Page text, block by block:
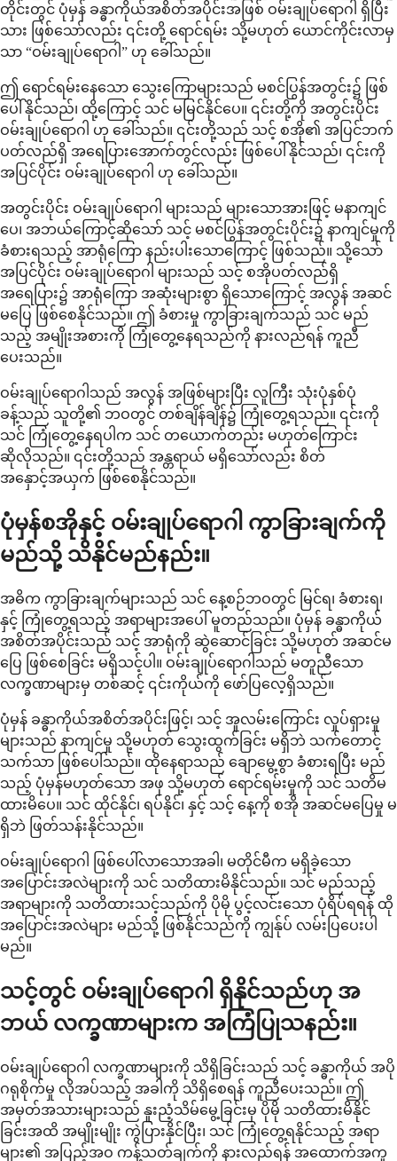
တိုင်းတွင် ပုံမှန် ခန္ဓာကိုယ်အစိတ်အပိုင်းအဖြစ် ဝမ်းချုပ်ရောဂါ ရှိပြီး
သား ဖြစ်သော်လည်း ၎င်းတို့ ရောင်ရမ်း သို့မဟုတ် ယောင်ကိုင်းလာမှ
သာ “ဝမ်းချုပ်ရောဂါ” ဟု ခေါ်သည်။
ဤ ရောင်ရမ်းနေသော သွေးကြောများသည် မစင်ပြွန်အတွင်း၌ ဖြစ်
ပေါ်နိုင်သည်၊ ထို့ကြောင့် သင် မမြင်နိုင်ပေ။ ၎င်းတို့ကို အတွင်းပိုင်း
ဝမ်းချုပ်ရောဂါ ဟု ခေါ်သည်။ ၎င်းတို့သည် သင့် စအို၏ အပြင်ဘက်
ပတ်လည်ရှိ အရေပြားအောက်တွင်လည်း ဖြစ်ပေါ်နိုင်သည်၊ ၎င်းကို
အပြင်ပိုင်း ဝမ်းချုပ်ရောဂါ ဟု ခေါ်သည်။
အတွင်းပိုင်း ဝမ်းချုပ်ရောဂါ များသည် များသောအားဖြင့် မနာကျင်
ပေ၊ အဘယ်ကြောင့်ဆိုသော် သင့် မစင်ပြွန်အတွင်းပိုင်း၌ နာကျင်မှုကို
ခံစားရသည့် အာရုံကြော နည်းပါးသောကြောင့် ဖြစ်သည်။ သို့သော်
အပြင်ပိုင်း ဝမ်းချုပ်ရောဂါ များသည် သင့် စအိုပတ်လည်ရှိ
အရေပြား၌ အာရုံကြော အဆုံးများစွာ ရှိသောကြောင့် အလွန် အဆင်
မပြေ ဖြစ်စေနိုင်သည်။ ဤ ခံစားမှု ကွာခြားချက်သည် သင် မည်
သည့် အမျိုးအစားကို ကြုံတွေ့နေရသည်ကို နားလည်ရန် ကူညီ
ပေးသည်။
ဝမ်းချုပ်ရောဂါသည် အလွန် အဖြစ်များပြီး လူကြီး သုံးပုံနှစ်ပုံ
ခန့်သည် သူတို့၏ ဘဝတွင် တစ်ချိန်ချိန်၌ ကြုံတွေ့ရသည်။ ၎င်းကို
သင် ကြုံတွေ့နေရပါက သင် တယောက်တည်း မဟုတ်ကြောင်း
ဆိုလိုသည်။ ၎င်းတို့သည် အန္တရာယ် မရှိသော်လည်း စိတ်
အနှောင့်အယှက် ဖြစ်စေနိုင်သည်။
ပုံမှန်စအိုနှင့် ဝမ်းချုပ်ရောဂါ ကွာခြားချက်ကို
မည်သို့ သိနိုင်မည်နည်း။
အဓိက ကွာခြားချက်များသည် သင် နေ့စဉ်ဘဝတွင် မြင်ရ၊ ခံစားရ၊
နှင့် ကြုံတွေ့ရသည့် အရာများအပေါ် မူတည်သည်။ ပုံမှန် ခန္ဓာကိုယ်
အစိတ်အပိုင်းသည် သင့် အာရုံကို ဆွဲဆောင်ခြင်း သို့မဟုတ် အဆင်မ
ပြေ ဖြစ်စေခြင်း မရှိသင့်ပါ။ ဝမ်းချုပ်ရောဂါသည် မတူညီသော
လက္ခဏာများမှ တစ်ဆင့် ၎င်းကိုယ်ကို ဖော်ပြလေ့ရှိသည်။
ပုံမှန် ခန္ဓာကိုယ်အစိတ်အပိုင်းဖြင့်၊ သင့် အူလမ်းကြောင်း လှုပ်ရှားမှု
များသည် နာကျင်မှု သို့မဟုတ် သွေးထွက်ခြင်း မရှိဘဲ သက်တောင့်
သက်သာ ဖြစ်ပေါ်သည်။ ထိုနေရာသည် ချောမွေ့စွာ ခံစားရပြီး မည်
သည့် ပုံမှန်မဟုတ်သော အဖု သို့မဟုတ် ရောင်ရမ်းမှုကို သင် သတိမ
ထားမိပေ။ သင် ထိုင်နိုင်၊ ရပ်နိုင်၊ နှင့် သင့် နေ့ကို စအို အဆင်မပြေမှု မ
ရှိဘဲ ဖြတ်သန်းနိုင်သည်။
ဝမ်းချုပ်ရောဂါ ဖြစ်ပေါ်လာသောအခါ၊ မတိုင်မီက မရှိခဲ့သော
အပြောင်းအလဲများကို သင် သတိထားမိနိုင်သည်။ သင် မည်သည့်
အရာများကို သတိထားသင့်သည်ကို ပိုမို ပွင့်လင်းသော ပုံရိပ်ရရန် ထို
အပြောင်းအလဲများ မည်သို့ ဖြစ်နိုင်သည်ကို ကျွန်ုပ် လမ်းပြပေးပါ
မည်။
သင့်တွင် ဝမ်းချုပ်ရောဂါ ရှိနိုင်သည်ဟု အ
ဘယ် လက္ခဏာများက အကြံပြုသနည်း။
ဝမ်းချုပ်ရောဂါ လက္ခဏာများကို သိရှိခြင်းသည် သင့် ခန္ဓာကိုယ် အပို
ဂရုစိုက်မှု လိုအပ်သည့် အခါကို သိရှိစေရန် ကူညီပေးသည်။ ဤ
အမှတ်အသားများသည် နူးညံ့သိမ်မွေ့ခြင်းမှ ပိုမို သတိထားမိနိုင်
ခြင်းအထိ အမျိုးမျိုး ကွဲပြားနိုင်ပြီး၊ သင် ကြုံတွေ့ရနိုင်သည့် အရာ
များ၏ အပြည့်အဝ ကန့်သတ်ချက်ကို နားလည်ရန် အထောက်အကူ